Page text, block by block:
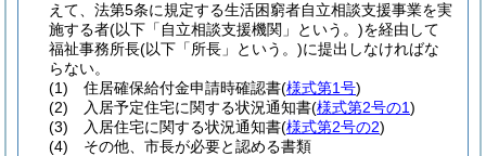
えて、法第5条に規定する生活困窮者自立相談支援事業を実
施する者(以下「自立相談支援機関」という。)を経由して
福祉事務所長(以下「所長」という。)に提出しなければな
らない。
(1)
住居確保給付金申請時確認書(様式第1号)
(2)
入居予定住宅に関する状況通知書(様式第2号の1)
(3)
入居住宅に関する状況通知書(様式第2号の2)
(4)
その他、市長が必要と認める書類